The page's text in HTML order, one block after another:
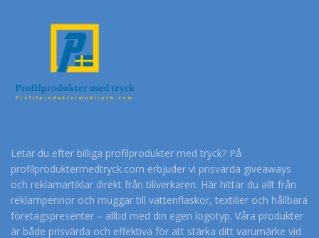
Letar du efter billiga profilprodukter med tryck? På
profilproduktermedtryck.com erbjuder vi prisvärda giveaways
och reklamartiklar direkt från tillverkaren. Här hittar du allt från
reklampennor och muggar till vattenflaskor, textilier och hållbara
företagspresenter – alltid med din egen logotyp. Våra produkter
är både prisvärda och effektiva för att stärka ditt varumärke vid